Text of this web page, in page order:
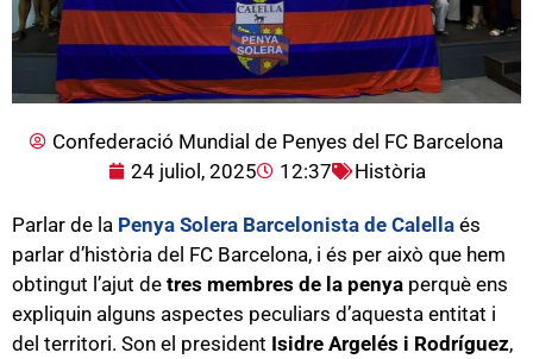
Confederació Mundial de Penyes del FC Barcelona
24 juliol, 2025
12:37 Història
Parlar de la Penya Solera Barcelonista de Calella és
parlar d’història del FC Barcelona, i és per això que hem
obtingut l’ajut de tres membres de la penya perquè ens
expliquin alguns aspectes peculiars d’aquesta entitat i
del territori. Son el president Isidre Argelés i Rodríguez,